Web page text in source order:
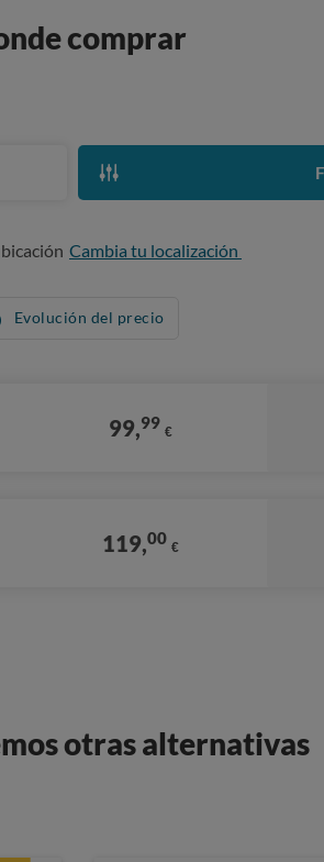
comprar
Cambia tu localización
Evolución del precio
99,99 €
119,00 €
otras alternativas